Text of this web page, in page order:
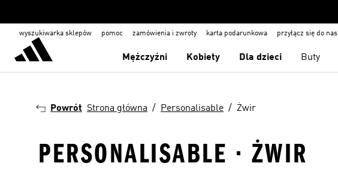
wyszukiwarka sklepów pomoc zamówienia i zwroty karta podarunkowa przyłącz się do nas
Mężczyźni Kobiety Dla dzieci Buty
Powrót Strona główna Personalisable Żwir
PERSONALISABLE · ŻWIR